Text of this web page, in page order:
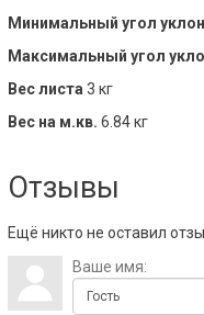
Минимальный угол
Максимальный угол
Вес листа 3 кг
Вес на м.кв. 6.84 кг
Отзывы
Ещё никто не оставил
Ваше имя: